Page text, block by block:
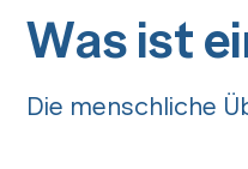
Was ist
Die menschliche